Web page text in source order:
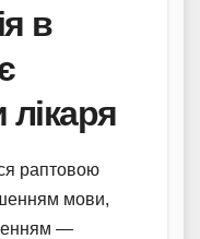
в
лікаря
раптовою
мови,
—